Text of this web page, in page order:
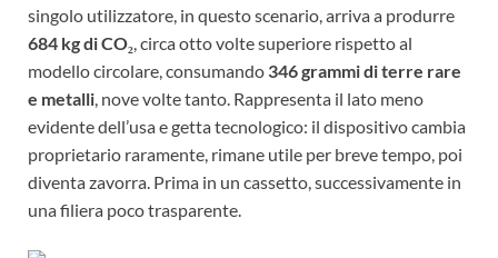
singolo utilizzatore, in questo scenario, arriva a produrre
684 kg di CO₂, circa otto volte superiore rispetto al
modello circolare, consumando 346 grammi di terre rare
e metalli, nove volte tanto. Rappresenta il lato meno
evidente dell’usa e getta tecnologico: il dispositivo cambia
proprietario raramente, rimane utile per breve tempo, poi
diventa zavorra. Prima in un cassetto, successivamente in
una filiera poco trasparente.